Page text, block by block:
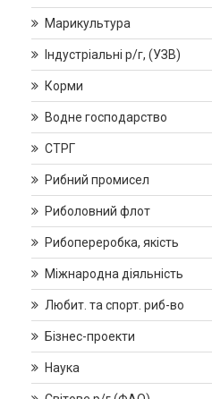
Марикультура
Індустріальні р/г, (УЗВ)
Корми
Водне господарство
СТРГ
Рибний промисел
Риболовний флот
Рибопереробка, якість
Міжнародна діяльність
Любит. та спорт. риб-во
Бізнес-проекти
Наука